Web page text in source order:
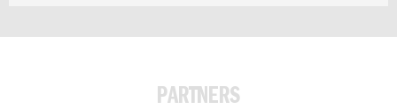
PARTNERS